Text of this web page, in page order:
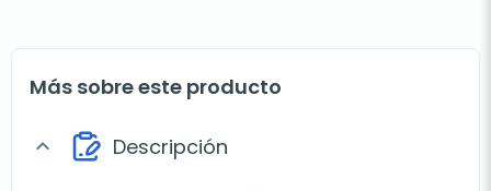
Más sobre este producto
expand_more Descripción